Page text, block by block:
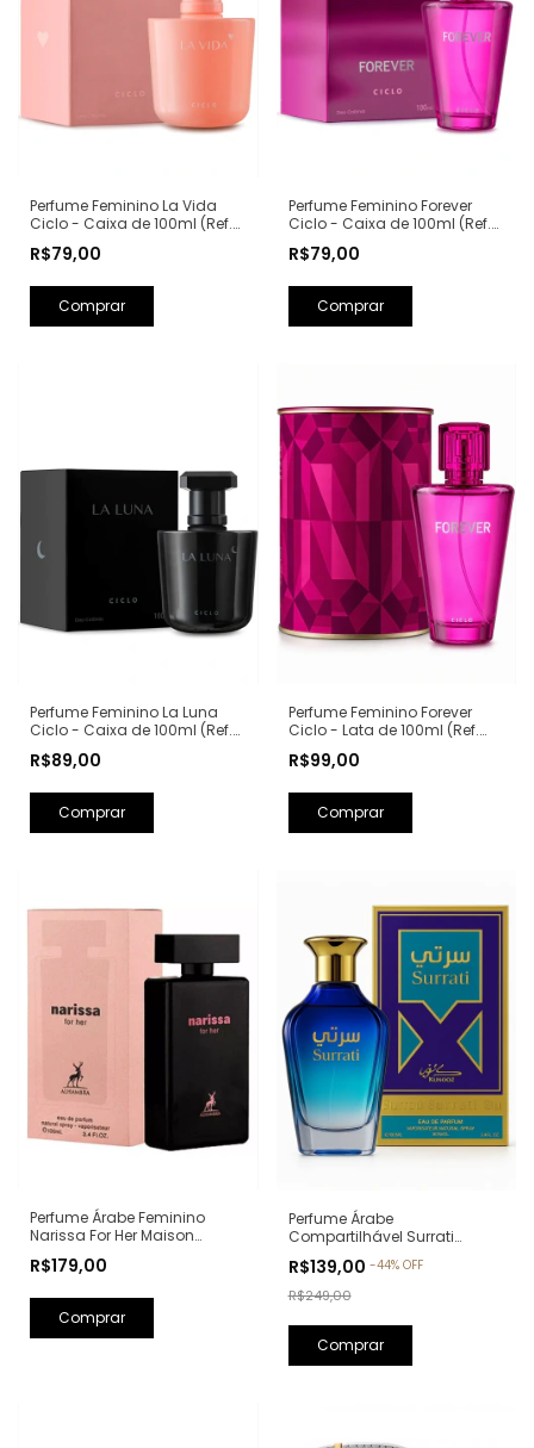
Perfume Feminino La Vida
Ciclo - Caixa de 100ml (Ref.
Lancôme)
R$79,00
Perfume Feminino Forever
Ciclo - Caixa de 100ml (Ref.
Spears)
R$79,00
Perfume Feminino La Luna
Ciclo - Caixa de 100ml (Ref.
Lancôme)
R$89,00
Perfume Feminino Forever
Ciclo - Lata de 100ml (Ref.
Spears)
R$99,00
Perfume Árabe Feminino
Narissa For Her Maison
100ml (Ref. Olfativa: Narciso
R$179,00
Perfume Árabe
Compartilhável Surrati
Parfum - 100ml (Ref. Olfativa:
Erba Pura Xerjoff)
R$139,00 -44% OFF
R$249,00